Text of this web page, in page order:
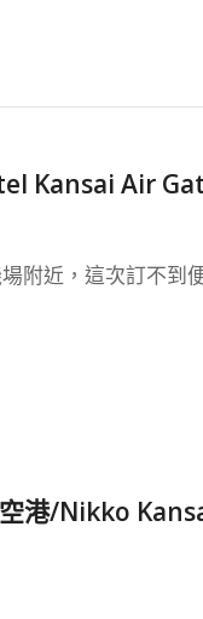
Kansai Air
附近，這次訂不到
港/Nikko